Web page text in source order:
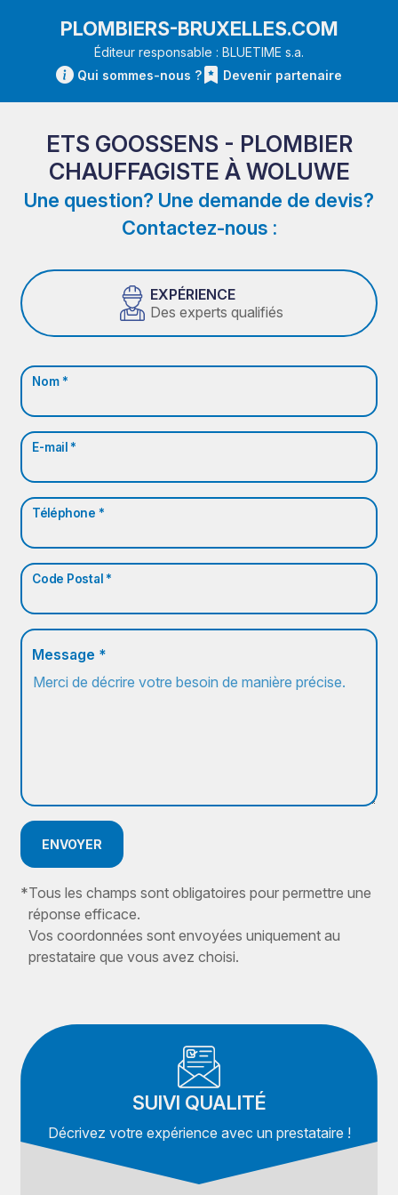
PLOMBIERS-BRUXELLES.COM
Éditeur responsable : BLUETIME s.a.
Qui sommes-nous ?
Devenir partenaire
ETS GOOSSENS - PLOMBIER
CHAUFFAGISTE À WOLUWE
Une question? Une demande de devis?
Contactez-nous :
EXPÉRIENCE
Des experts qualifiés
Nom *
E-mail *
Téléphone *
Code Postal *
Message *
ENVOYER
*Tous les champs sont obligatoires pour permettre une
réponse efficace.
Vos coordonnées sont envoyées uniquement au
prestataire que vous avez choisi.
SUIVI QUALITÉ
Décrivez votre expérience avec un prestataire !